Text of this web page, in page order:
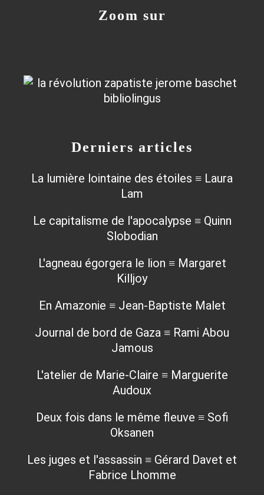
Derniers articles
La lumière lointaine des étoiles ≡ Laura
Lam
Le capitalisme de l'apocalypse ≡ Quinn
Slobodian
L'agneau égorgera le lion ≡ Margaret
Killjoy
En Amazonie ≡ Jean-Baptiste Malet
Journal de bord de Gaza ≡ Rami Abou
Jamous
L'atelier de Marie-Claire ≡ Marguerite
Audoux
Deux fois dans le même fleuve ≡ Sofi
Oksanen
Les juges et l'assassin ≡ Gérard Davet et
Fabrice Lhomme
Zoom sur